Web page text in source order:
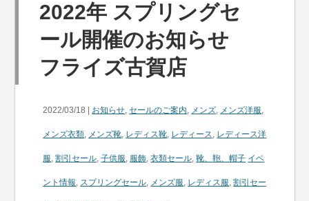
2022年 スプリングセ
ール開催のお知らせ
フライズ古賀店
2022/03/18 | お知らせ,セールのご案内, メンズ, メンズ洋服,
メンズ衣類, メンズ靴, レディス靴, レディース, レディース洋
服,割引セール,子供服, 服飾,衣類セール,靴、鞄、帽子 イベ
ント情報, スプリングセール, メンズ服, レディス服,割引セー